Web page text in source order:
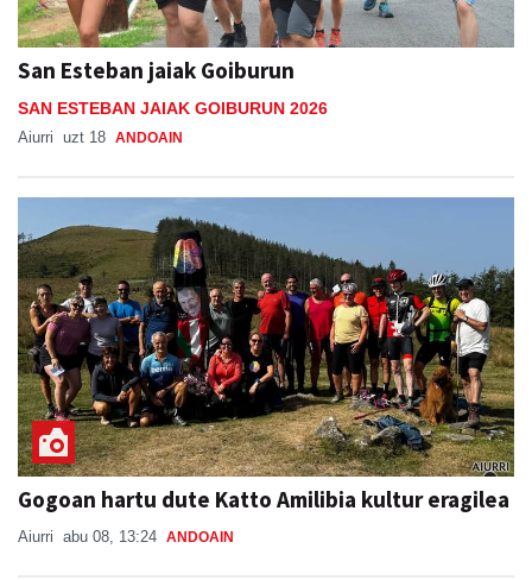
San Esteban jaiak Goiburun
SAN ESTEBAN JAIAK GOIBURUN 2026
Aiurri uzt 18 ANDOAIN
Gogoan hartu dute Katto Amilibia kultur eragilea
Aiurri abu 08, 13:24 ANDOAIN